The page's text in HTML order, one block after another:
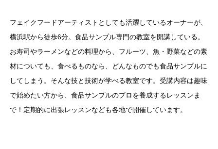
フェイクフードアーティストとしても活躍しているオーナーが、
横浜駅から徒歩6分。食品サンプル専門の教室を開講している。
お寿司やラーメンなどの料理から、フルーツ、魚・野菜などの素
材についても、食べるものなら、どんなものでも食品サンプルに
してしまう。そんな技と技術が学べる教室です。受講内容は趣味
で始めたい方から、食品サンプルのプロを養成するレッスンま
で！定期的に出張レッスンなども各地で開催しています。